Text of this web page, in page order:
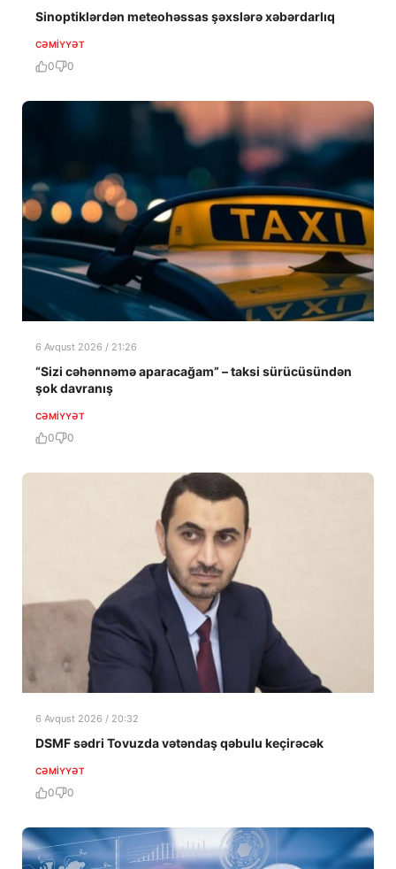
Sinoptiklərdən meteohəssas şəxslərə xəbərdarlıq
CƏMIYYƏT
0 0
6 Avqust 2026 / 21:26
“Sizi cəhənnəmə aparacağam” – taksi sürücüsündən
şok davranış
CƏMIYYƏT
0 0
6 Avqust 2026 / 20:32
DSMF sədri Tovuzda vətəndaş qəbulu keçirəcək
CƏMIYYƏT
0 0